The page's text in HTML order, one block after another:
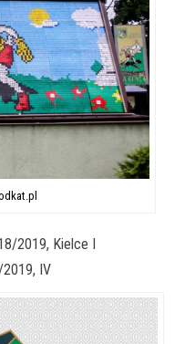
2019, Kielce I
IV